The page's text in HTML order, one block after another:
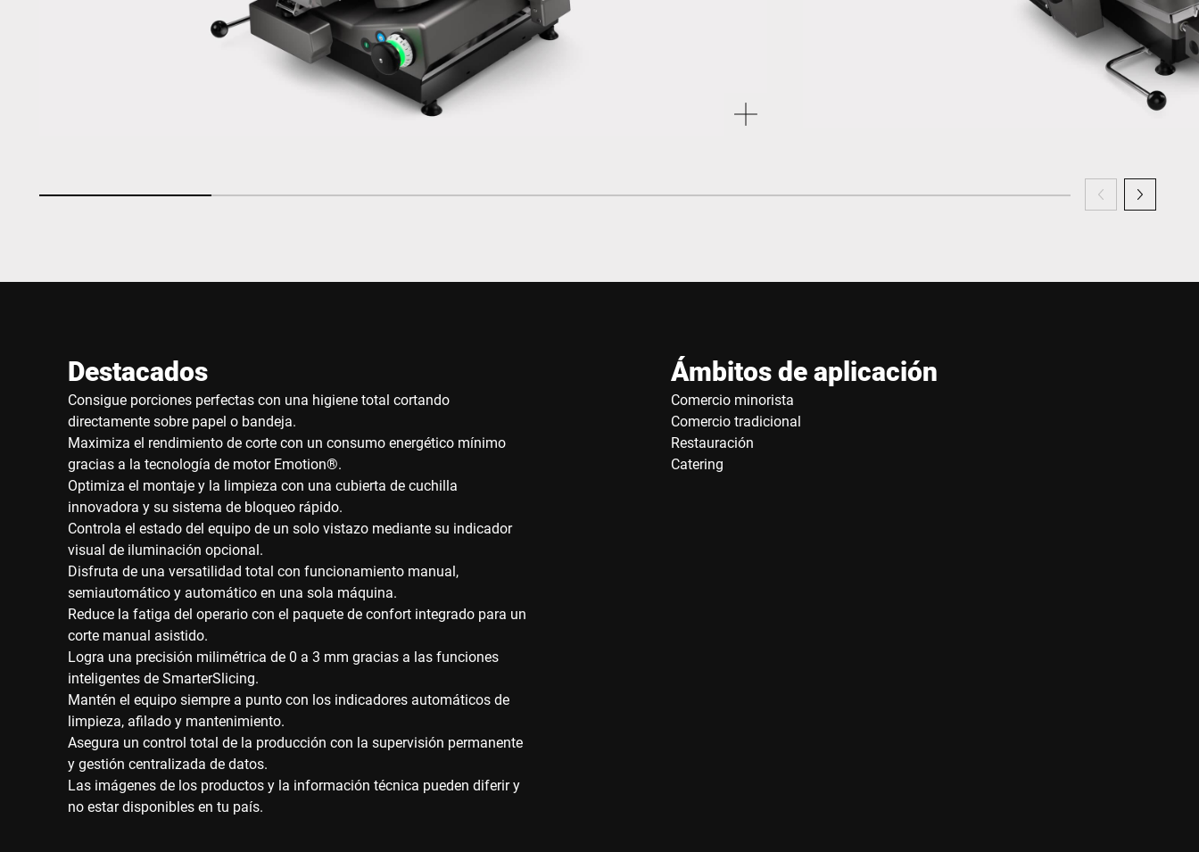
Destacados
Consigue porciones perfectas con una higiene total cortando
directamente sobre papel o bandeja.
Maximiza el rendimiento de corte con un consumo energético mínimo
gracias a la tecnología de motor Emotion®.
Optimiza el montaje y la limpieza con una cubierta de cuchilla
innovadora y su sistema de bloqueo rápido.
Controla el estado del equipo de un solo vistazo mediante su indicador
visual de iluminación opcional.
Disfruta de una versatilidad total con funcionamiento manual,
semiautomático y automático en una sola máquina.
Reduce la fatiga del operario con el paquete de confort integrado para un
corte manual asistido.
Logra una precisión milimétrica de 0 a 3 mm gracias a las funciones
inteligentes de SmarterSlicing.
Mantén el equipo siempre a punto con los indicadores automáticos de
limpieza, afilado y mantenimiento.
Asegura un control total de la producción con la supervisión permanente
y gestión centralizada de datos.
Las imágenes de los productos y la información técnica pueden diferir y
no estar disponibles en tu país.
Ámbitos de aplicación
Comercio minorista
Comercio tradicional
Restauración
Catering